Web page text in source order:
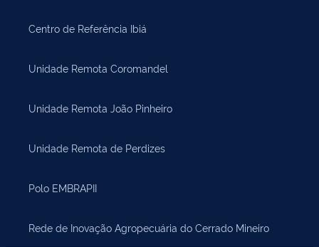
Centro de Referência Ibiá
Unidade Remota Coromandel
Unidade Remota João Pinheiro
Unidade Remota de Perdizes
Polo EMBRAPII
Rede de Inovação Agropecuária do Cerrado Mineiro